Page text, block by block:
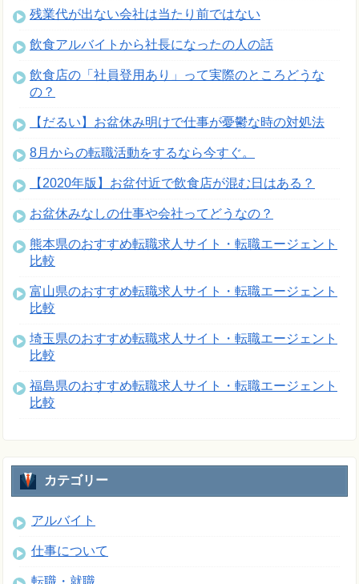
残業代が出ない会社は当たり前ではない
飲食アルバイトから社長になったの人の話
飲食店の「社員登用あり」って実際のところどうな
の？
【だるい】お盆休み明けで仕事が憂鬱な時の対処法
8月からの転職活動をするなら今すぐ。
【2020年版】お盆付近で飲食店が混む日はある？
お盆休みなしの仕事や会社ってどうなの？
熊本県のおすすめ転職求人サイト・転職エージェント
比較
富山県のおすすめ転職求人サイト・転職エージェント
比較
埼玉県のおすすめ転職求人サイト・転職エージェント
比較
福島県のおすすめ転職求人サイト・転職エージェント
比較
カテゴリー
アルバイト
仕事について